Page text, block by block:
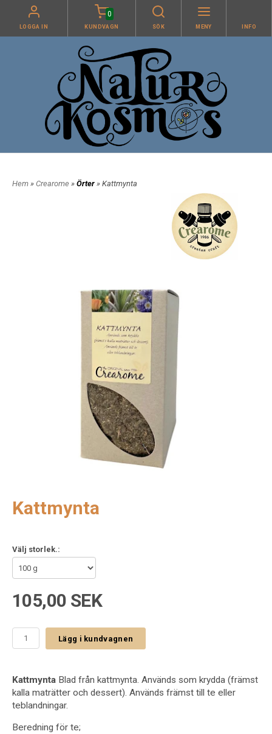
LOGGA IN
0
KUNDVAGN SÖK MENY INFO
Hem » Crearome » Örter » Kattmynta
Kattmynta
Välj storlek.:
105,00 SEK
Lägg i kundvagnen
Kattmynta Blad från kattmynta. Används som krydda (främst
kalla maträtter och dessert). Används främst till te eller
teblandningar.
Beredning för te;